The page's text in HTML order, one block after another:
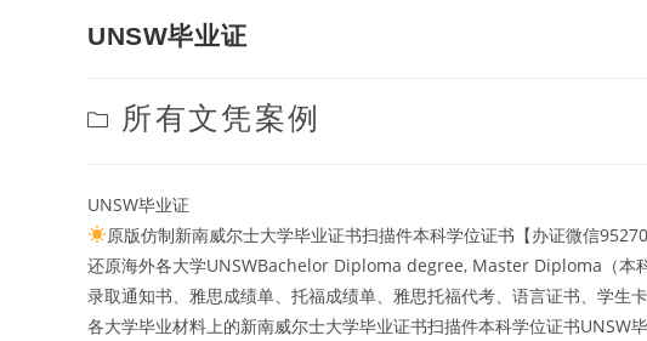
UNSW毕业证
Post
category:
所有文凭案例
UNSW毕业证
原版仿制新南威尔士大学毕业证书扫描件本科学位证书【办证微信
还原海外各大学UNSWBachelor Diploma degree, Master Diploma（本
录取通知书、雅思成绩单、托福成绩单、雅思托福代考、语言证书、学
各大学毕业材料上的新南威尔士大学毕业证书扫描件本科学位证书UNSW